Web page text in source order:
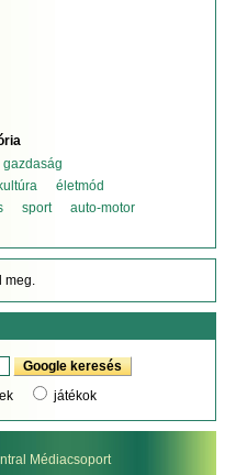
gazdaság
kultúra
életmód
sport
auto-motor
meg.
játékok
Médiacsoport